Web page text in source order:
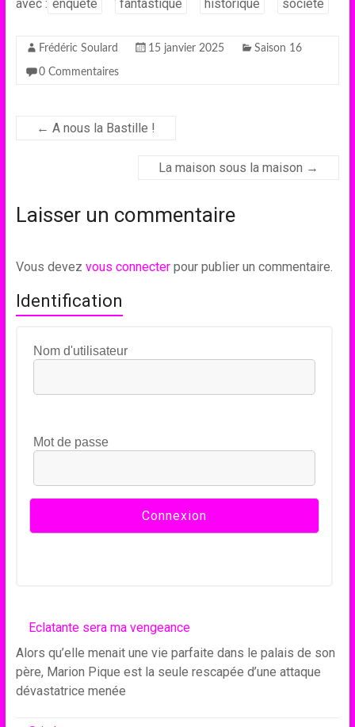
avec : enquête fantastique historique société
Frédéric Soulard 15 janvier 2025 Saison 16
0 Commentaires
← A nous la Bastille !
La maison sous la maison →
Laisser un commentaire
Vous devez vous connecterpour publier un commentaire.
Identification
Nom d'utilisateur
Mot de passe
Eclatante sera ma vengeance
Alors qu’elle menait une vie parfaite dans le palais de son
père, Marion Pique est la seule rescapée d’une attaque
dévastatrice menée